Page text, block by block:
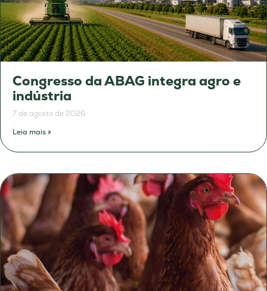
Congresso da ABAG integra agro e
indústria
7 de agosto de 2026
Leia mais »